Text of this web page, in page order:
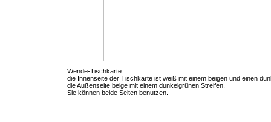
Wende-Tischkarte:
die Innenseite der Tischkarte ist weiß mit einem beigen und einen
die Außenseite beige mit einem dunkelgrünen Streifen,
Sie können beide Seiten benutzen.